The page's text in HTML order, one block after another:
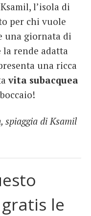
l’isola di
per chi vuole
una giornata di
la rende adatta
una ricca
vita subacquea
spiaggia di Ksamil
le